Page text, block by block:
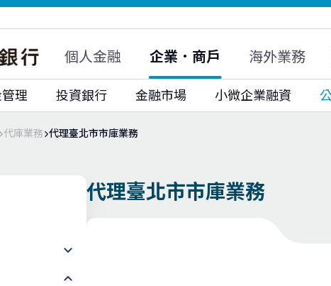
富邦證券(香港) 富邦投信
富邦投顧 富邦科技保代
個人金融 企業．商戶 海外業務
理 投資銀行 金融市場 小微企業融資
代庫業務 代理臺北市市庫業務
代理臺北市市庫業務